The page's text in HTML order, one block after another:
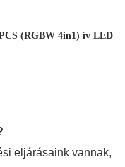
eljárásaink vannak,